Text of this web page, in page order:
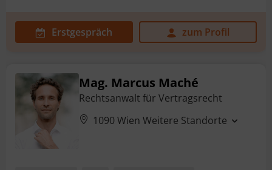
Erstgespräch zum Profil
Mag. Marcus Maché
Rechtsanwalt für Vertragsrecht
1090 Wien Weitere Standorte